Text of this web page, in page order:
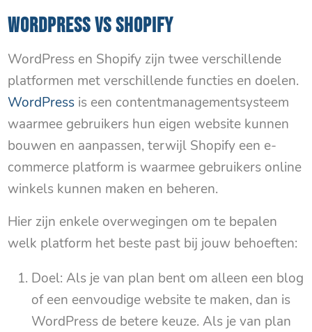
WORDPRESS VS SHOPIFY
WordPress en Shopify zijn twee verschillende
platformen met verschillende functies en doelen.
WordPress is een contentmanagementsysteem
waarmee gebruikers hun eigen website kunnen
bouwen en aanpassen, terwijl Shopify een e-
commerce platform is waarmee gebruikers online
winkels kunnen maken en beheren.
Hier zijn enkele overwegingen om te bepalen
welk platform het beste past bij jouw behoeften:
Doel: Als je van plan bent om alleen een blog
of een eenvoudige website te maken, dan is
WordPress de betere keuze. Als je van plan